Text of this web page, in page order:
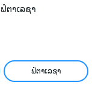
ຟໍຕາເລຊາ
ຟໍຕາເລຊາ